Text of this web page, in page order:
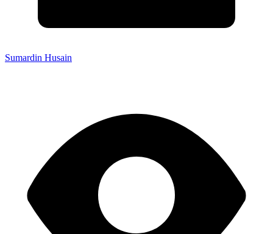
Sumardin Husain